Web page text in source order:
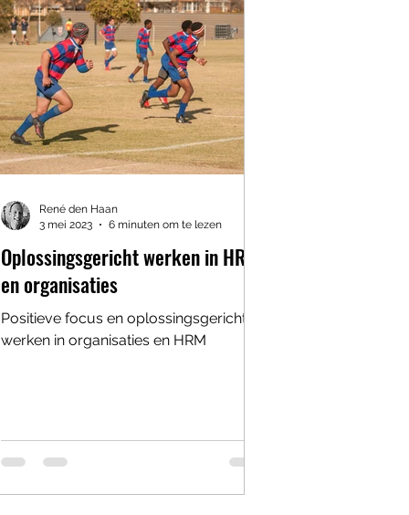
Oplossingsgericht werken in HRM
en organisaties
Positieve focus en oplossingsgericht
werken in organisaties en HRM
René den Haan
3 mei 2023
6 minuten om te lezen